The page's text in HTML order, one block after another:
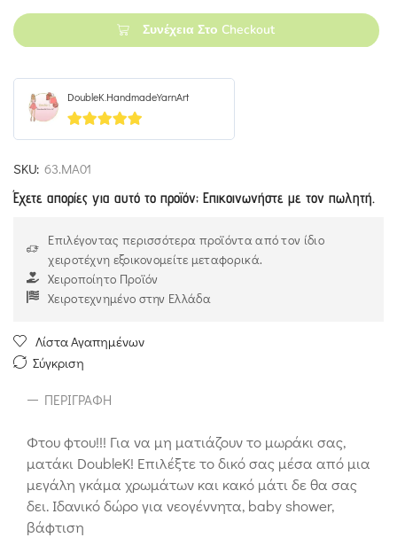
Συνέχεια Στο Checkout
DoubleK.HandmadeYarnArt
5out of 5
SKU: 63.MA01
Έχετε απορίες για αυτό το προϊόν; Επικοινωνήστε με τον πωλητή.
Επιλέγοντας περισσότερα προϊόντα από τον ίδιο
χειροτέχνη εξοικονομείτε μεταφορικά.
Χειροποίητο Προϊόν
Χειροτεχνημένο στην Ελλάδα
Λίστα Αγαπημένων
Σύγκριση
ΠΕΡΙΓΡΑΦΉ
Φτου φτου!!! Για να μη ματιάζουν το μωράκι σας,
ματάκι DoubleK! Επιλέξτε το δικό σας μέσα από μια
μεγάλη γκάμα χρωμάτων και κακό μάτι δε θα σας
δει. Ιδανικό δώρο για νεογέννητα, baby shower,
βάφτιση